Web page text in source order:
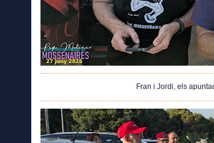
Fran i Jordi, els